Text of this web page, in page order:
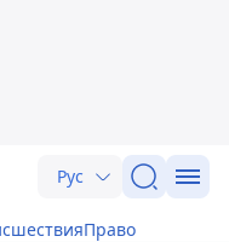
Рус
Право